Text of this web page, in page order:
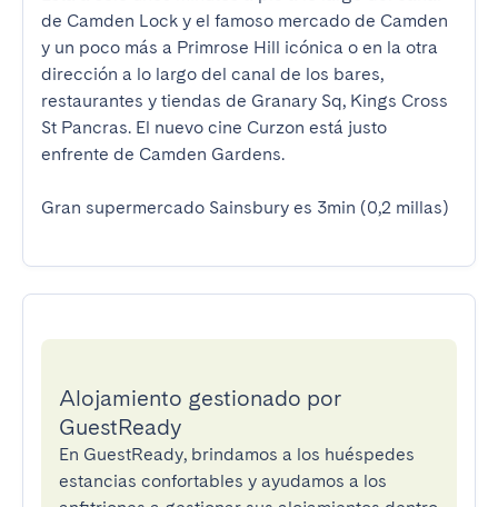
de Camden Lock y el famoso mercado de Camden
y un poco más a Primrose Hill icónica o en la otra
dirección a lo largo del canal de los bares,
restaurantes y tiendas de Granary Sq, Kings Cross
St Pancras. El nuevo cine Curzon está justo
enfrente de Camden Gardens.
Gran supermercado Sainsbury es 3min (0,2 millas)
Alojamiento gestionado por
GuestReady
En GuestReady, brindamos a los huéspedes
estancias confortables y ayudamos a los